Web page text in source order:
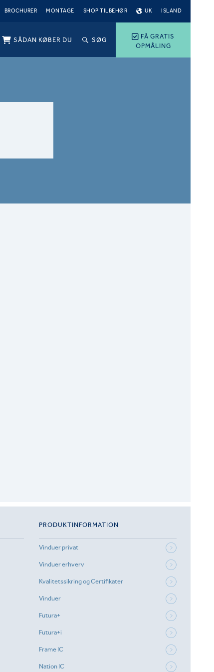
BROCHURER MONTAGE SHOP TILBEHØR UK ISLAND
FÅ GRATIS
OPMÅLING
SÅDAN KØBER DU SØG
PRODUKTINFORMATION
Vinduer privat
Vinduer erhverv
Kvalitetssikring og Certifikater
Vinduer
Futura+
Futura+i
Frame IC
Nation IC